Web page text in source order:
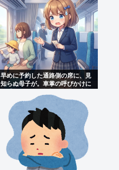
早めに予約した通路側の席に、見
知らぬ母子が。車掌の呼びかけに
れました。無理やり奪われた席
は、結局“やったもん勝ち”にな
っ...